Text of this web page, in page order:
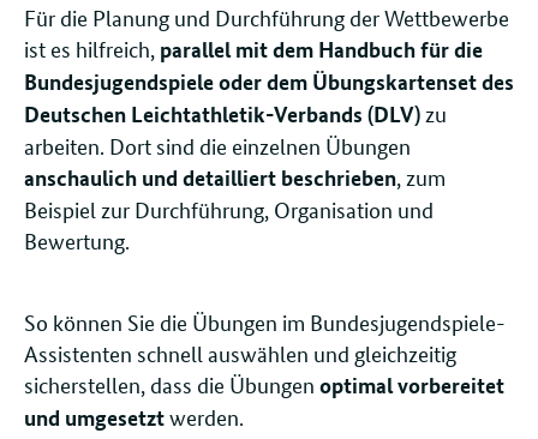
Für die Planung und Durchführung der Wettbewerbe
ist es hilfreich, parallel mit dem Handbuch für die
Bundesjugendspiele oder dem Übungskartenset des
Deutschen Leichtathletik-Verbands (DLV) zu
arbeiten. Dort sind die einzelnen Übungen
anschaulich und detailliert beschrieben, zum
Beispiel zur Durchführung, Organisation und
Bewertung.
So können Sie die Übungen im Bundesjugendspiele-
Assistenten schnell auswählen und gleichzeitig
sicherstellen, dass die Übungen optimal vorbereitet
und umgesetztwerden.